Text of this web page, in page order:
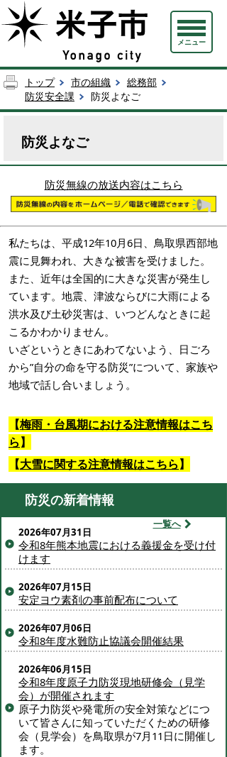
メニュー
トップ 市の組織
総務部
防災安全課
防災よなご
防災よなご
防災無線の放送内容はこちら
私たちは、平成12年10月6日、鳥取県西部地
震に見舞われ、大きな被害を受けました。
また、近年は全国的に大きな災害が発生し
ています。地震、津波ならびに大雨による
洪水及び土砂災害は、いつどんなときに起
こるかわかりません。
いざというときにあわてないよう、日ごろ
から”自分の命を守る防災”について、家族や
地域で話し合いましょう。
【梅雨・台風期における注意情報はこち
ら】
【大雪に関する注意情報はこちら】
防災の新着情報
一覧へ
2026年07月31日
令和8年熊本地震における義援金を受け付
けます
2026年07月15日
安定ヨウ素剤の事前配布について
2026年07月06日
令和8年度水難防止協議会開催結果
2026年06月15日
令和8年度原子力防災現地研修会（見学
会）が開催されます
原子力防災や発電所の安全対策などにつ
いて皆さんに知っていただくための研修
会（見学会）を鳥取県が7月11日に開催し
ます。